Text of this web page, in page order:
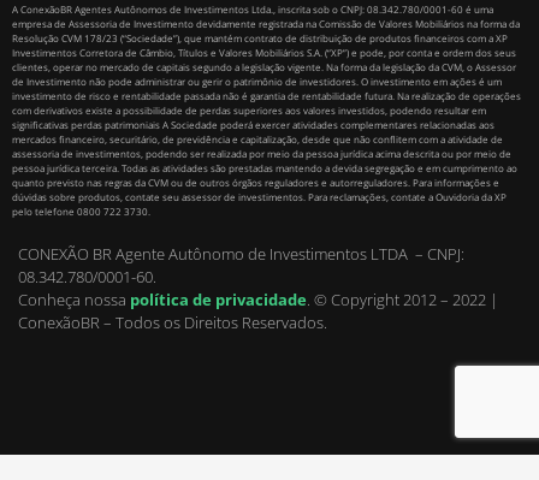
A ConexãoBR Agentes Autônomos de Investimentos Ltda., inscrita sob o CNPJ: 08.342.780/0001-60 é uma
empresa de Assessoria de Investimento devidamente registrada na Comissão de Valores Mobiliários na forma da
Resolução CVM 178/23 (“Sociedade”), que mantém contrato de distribuição de produtos financeiros com a XP
Investimentos Corretora de Câmbio, Títulos e Valores Mobiliários S.A. (“XP”) e pode, por conta e ordem dos seus
clientes, operar no mercado de capitais segundo a legislação vigente. Na forma da legislação da CVM, o Assessor
de Investimento não pode administrar ou gerir o patrimônio de investidores. O investimento em ações é um
investimento de risco e rentabilidade passada não é garantia de rentabilidade futura. Na realização de operações
com derivativos existe a possibilidade de perdas superiores aos valores investidos, podendo resultar em
significativas perdas patrimoniais A Sociedade poderá exercer atividades complementares relacionadas aos
mercados financeiro, securitário, de previdência e capitalização, desde que não conflitem com a atividade de
assessoria de investimentos, podendo ser realizada por meio da pessoa jurídica acima descrita ou por meio de
pessoa jurídica terceira. Todas as atividades são prestadas mantendo a devida segregação e em cumprimento ao
quanto previsto nas regras da CVM ou de outros órgãos reguladores e autorreguladores. Para informações e
dúvidas sobre produtos, contate seu assessor de investimentos. Para reclamações, contate a Ouvidoria da XP
pelo telefone 0800 722 3730.
CONEXÃO BR Agente Autônomo de Investimentos LTDA – CNPJ:
08.342.780/0001-60.
Conheça nossa política de privacidade. © Copyright 2012 – 2022 |
ConexãoBR – Todos os Direitos Reservados.